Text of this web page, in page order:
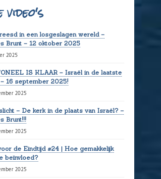
video's
in een losgeslagen wereld –
Brunt – 12 oktober 2025
2025
IS KLAAR – Israël in de laatste
16 september 2025!
2025
– De kerk in de plaats van Israël? –
Brunt!!!
2025
de Eindtijd #24 | Hoe gemakkelijk
beïnvloed?
2025